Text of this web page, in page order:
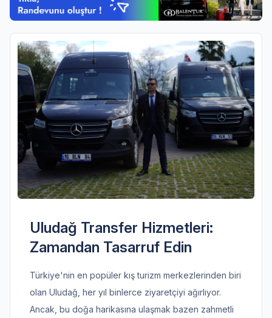
Uludağ Transfer Hizmetleri:
Zamandan Tasarruf Edin
Türkiye'nin en popüler kış turizm merkezlerinden biri
olan Uludağ, her yıl binlerce ziyaretçiyi ağırlıyor.
Ancak, bu doğa harikasına ulaşmak bazen zahmetli